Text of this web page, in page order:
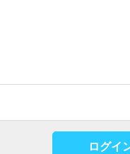
ログイ